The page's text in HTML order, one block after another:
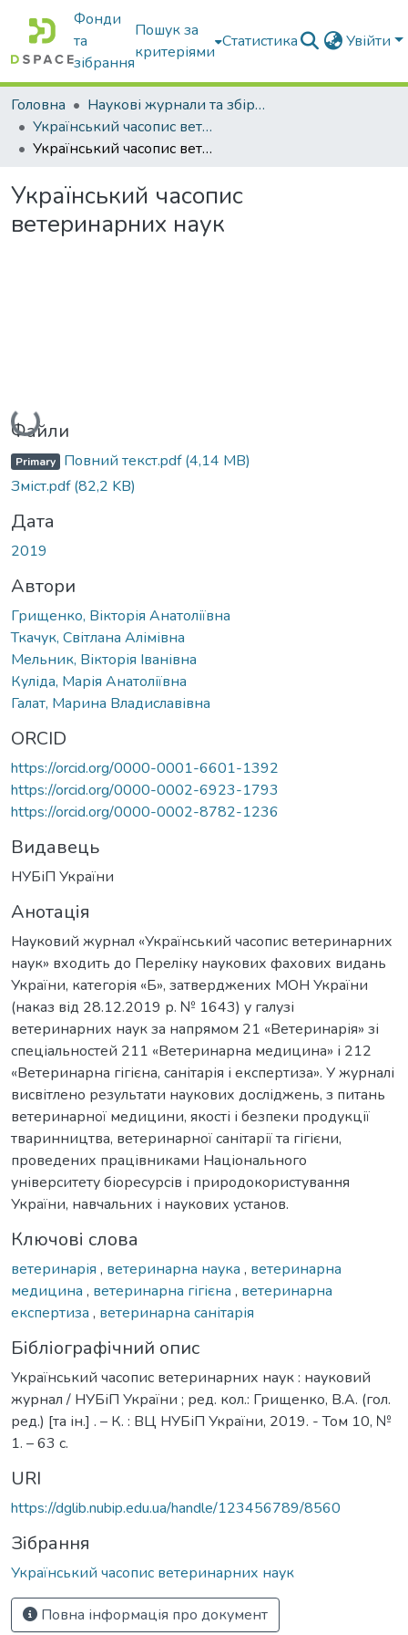
Фонди
та
зібрання
Пошук за
критеріями
Статистика Увійти
Головна
Наукові журнали та збірники видань
Український часопис ветеринарних наук
Український часопис ветеринарних наук
Український часопис
ветеринарних наук
Вантажиться...
Файли
Primary Повний текст.pdf(4,14 MB)
Зміст.pdf(82,2 KB)
Дата
2019
Автори
Грищенко, Вікторія Анатоліївна
Ткачук, Світлана Алімівна
Мельник, Вікторія Іванівна
Куліда, Марія Анатоліївна
Галат, Марина Владиславівна
ORCID
https://orcid.org/0000-0001-6601-1392
https://orcid.org/0000-0002-6923-1793
https://orcid.org/0000-0002-8782-1236
Видавець
НУБіП України
Анотація
Науковий журнал «Український часопис ветеринарних
наук» входить до Переліку наукових фахових видань
України, категорія «Б», затверджених МОН України
(наказ від 28.12.2019 р. № 1643) у галузі
ветеринарних наук за напрямом 21 «Ветеринарія» зі
спеціальностей 211 «Ветеринарна медицина» і 212
«Ветеринарна гігієна, санітарія і експертиза». У журналі
висвітлено результати наукових досліджень, з питань
ветеринарної медицини, якості і безпеки продукції
тваринництва, ветеринарної санітарії та гігієни,
проведених працівниками Національного
університету біоресурсів і природокористування
України, навчальних і наукових установ.
Ключові слова
ветеринарія , ветеринарна наука , ветеринарна
медицина , ветеринарна гігієна , ветеринарна
експертиза , ветеринарна санітарія
Бібліографічний опис
Український часопис ветеринарних наук : науковий
журнал / НУБіП України ; ред. кол.: Грищенко, В.А. (гол.
ред.) [та ін.] . – К. : ВЦ НУБіП України, 2019. - Том 10, №
1. – 63 с.
URI
https://dglib.nubip.edu.ua/handle/123456789/8560
Зібрання
Український часопис ветеринарних наук
Повна інформація про документ